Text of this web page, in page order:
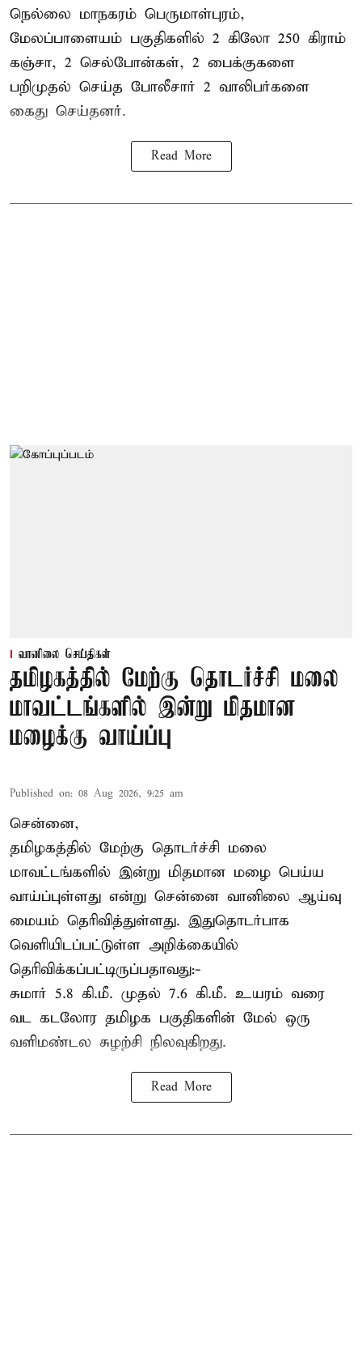
நெல்லை மாநகரம் பெருமாள்புரம்,
மேலப்பாளையம் பகுதிகளில் 2 கிலோ 250 கிராம்
கஞ்சா, 2 செல்போன்கள், 2 பைக்குகளை
பறிமுதல் செய்த போலீசார் 2 வாலிபர்களை
கைது செய்தனர்.
Read More
வானிலை செய்திகள்
தமிழகத்தில் மேற்கு தொடர்ச்சி மலை
மாவட்டங்களில் இன்று மிதமான
மழைக்கு வாய்ப்பு
Published on: 08 Aug 2026, 9:25 am
சென்னை,
தமிழகத்தில் மேற்கு தொடர்ச்சி மலை
மாவட்டங்களில் இன்று மிதமான மழை பெய்ய
வாய்ப்புள்ளது என்று சென்னை வானிலை ஆய்வு
மையம் தெரிவித்துள்ளது. இதுதொடர்பாக
வெளியிடப்பட்டுள்ள அறிக்கையில்
தெரிவிக்கப்பட்டிருப்பதாவது:-
சுமார் 5.8 கி.மீ. முதல் 7.6 கி.மீ. உயரம் வரை
வட கடலோர தமிழக பகுதிகளின் மேல் ஒரு
வளிமண்டல சுழற்சி நிலவுகிறது.
Read More